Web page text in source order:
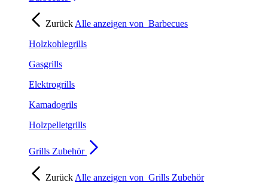
Zurück Alle anzeigen von Barbecues
Holzkohlegrills
Gasgrills
Elektrogrills
Kamadogrils
Holzpelletgrills
Grills Zubehör
Zurück Alle anzeigen von Grills Zubehör